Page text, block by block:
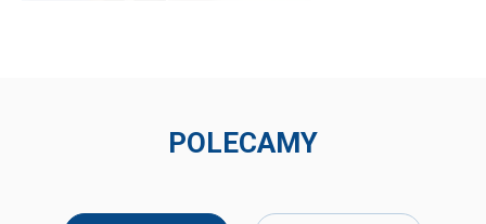
POLECAMY